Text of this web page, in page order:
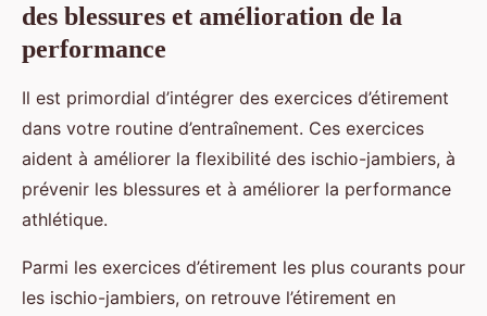
des blessures et amélioration de la
performance
Il est primordial d’intégrer des exercices d’étirement
dans votre routine d’entraînement. Ces exercices
aident à améliorer la flexibilité des ischio-jambiers, à
prévenir les blessures et à améliorer la performance
athlétique.
Parmi les exercices d’étirement les plus courants pour
les ischio-jambiers, on retrouve l’étirement en